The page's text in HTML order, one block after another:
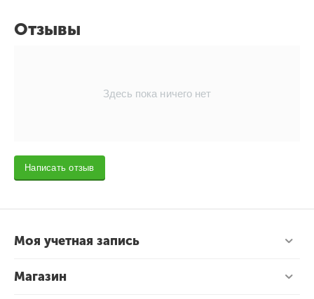
Отзывы
Здесь пока ничего нет
Написать отзыв
Моя учетная запись
Магазин